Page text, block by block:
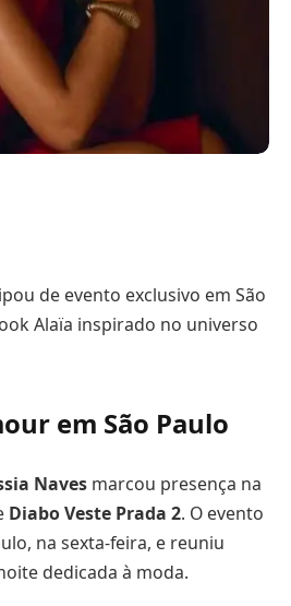
de evento exclusivo em São
Alaïa inspirado no universo
em São Paulo
Naves marcou presença na
Diabo Veste Prada 2. O evento
na sexta-feira, e reuniu
dedicada à moda.